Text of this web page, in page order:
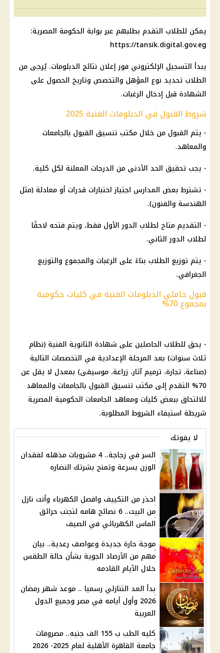
يمكن للطلاب التقدم بطلبهم عبر بوابة الحكومة المصرية:
https://tansik.digital.gov.eg
يبدأ التسجيل الإلكتروني فور إعلان نتائج الدبلومات. يُرجى من
الطلاب تحديد نوع المؤهل والتخصص وتاريخ الحصول على
الشهادة قبل إدخال الرغبات.
شروط القبول في الدبلومات الفنية 2025
- يتم القبول من خلال مكتب تنسيق القبول بالجامعات
والمعاهد.
- يجب تحقيق الحد الأدنى من الدرجات المعلنة لكل كلية.
- تشترط بعض المدارس اجتياز اختبارات قدرات أو معادلة (مثل
الهندسة والفنون).
- التقديم متاح لطلاب الدور الأول فقط، ويتم فتحه لاحقًا
لطلاب الدور الثاني.
- يتم توزيع الطلاب بناءً على الرغبات والمجموع والتوزيع
الجغرافي.
قبول حاملي الدبلومات الفنية في كليات حكومية
بمجموع 70%
- يحق للطلاب الحاصلين على شهادة الثانوية الفنية (نظام
ثلاث سنوات) بعد المرحلة الإعدادية في التخصصات التالية
(صناعة، تجارة، ترميم آثار، زراعة، موسيقى) بمعدل لا يقل عن
70% التقدم إلى مكتب تنسيق القبول بالجامعات والمعاهد
للالتحاق ببعض كليات ومعاهد الجامعات الحكومية المصرية
شريطة استيفاء الشروط المطلوبة.
لا يفوتك
السر في زجاجة.. 4 مشروبات مذهله لفقدان
الوزن بسرعة وتمنح بشرتك النضاره
احذر من التكييف وافصل الكهرباء وأنت نازل
من البيت.. 6 نصائح هامه لتجنب حرائق
الماس الكهربائي في الصيف
موجة حارة جديدة وعواصف رعدية.. بيان
مهم من الأرصاد الجوية بشأن حالة الطقس
خلال الآيام القادمه
بدأ العد التنازلي رسميا .. موعد شهر رمضان
2026 وأول أيامه في مصر وجميع الدول
العربية
كليه الطب ب 155 الف جنيه.. مصروفات
جامعة القاهرة الأهلية لعام 2025- 2026